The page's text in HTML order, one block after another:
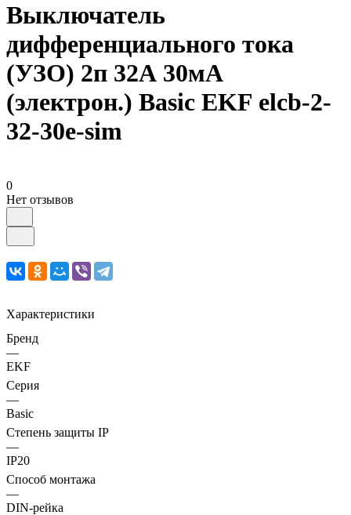
Выключатель
дифференциального тока
(УЗО) 2п 32А 30мА
(электрон.) Basic EKF elcb-2-
32-30e-sim
0
Нет отзывов
Характеристики
Бренд
—
EKF
Серия
—
Basic
Степень защиты IP
—
IP20
Способ монтажа
—
DIN-рейка